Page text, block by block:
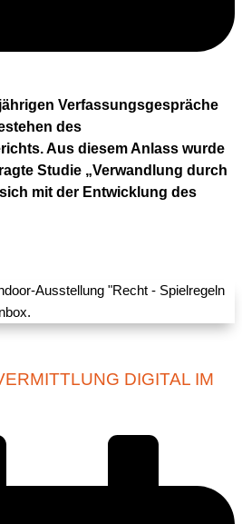
Verfassungsgespräche
des
Aus diesem Anlass wurde
Studie „Verwandlung durch
mit der Entwicklung des
DIGITAL IM